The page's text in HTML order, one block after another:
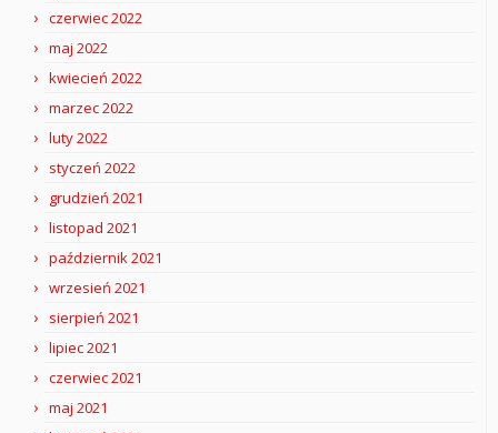
czerwiec 2022
maj 2022
kwiecień 2022
marzec 2022
luty 2022
styczeń 2022
grudzień 2021
listopad 2021
październik 2021
wrzesień 2021
sierpień 2021
lipiec 2021
czerwiec 2021
maj 2021